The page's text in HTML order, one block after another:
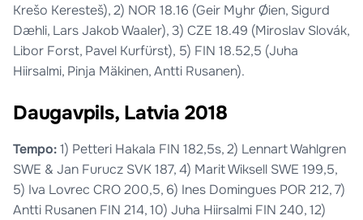
Krešo Keresteš), 2) NOR 18.16 (Geir Myhr Øien, Sigurd
Dæhli, Lars Jakob Waaler), 3) CZE 18.49 (Miroslav Slovák,
Libor Forst, Pavel Kurfürst), 5) FIN 18.52,5 (Juha
Hiirsalmi, Pinja Mäkinen, Antti Rusanen).
Daugavpils, Latvia 2018
Tempo:1) Petteri Hakala FIN 182,5s, 2) Lennart Wahlgren
SWE & Jan Furucz SVK 187, 4) Marit Wiksell SWE 199,5,
5) Iva Lovrec CRO 200,5, 6) Ines Domingues POR 212, 7)
Antti Rusanen FIN 214, 10) Juha Hiirsalmi FIN 240, 12)